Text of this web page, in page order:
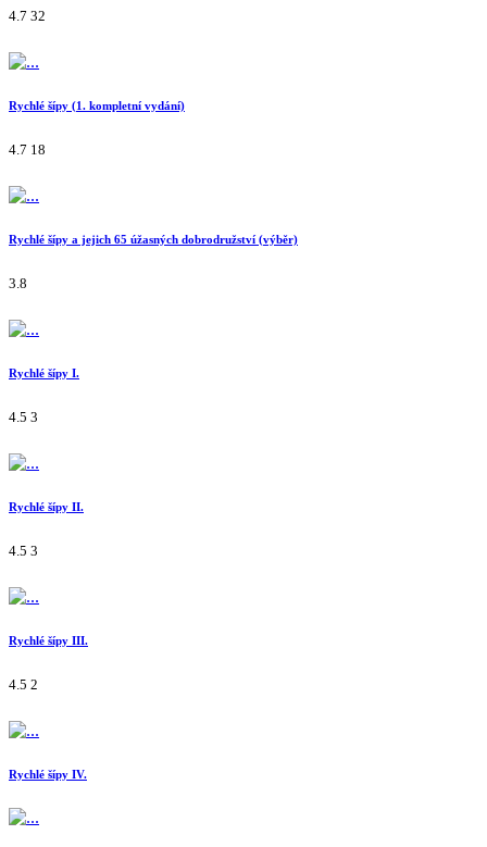
4.7 32
Rychlé šípy (1. kompletní vydání)
4.7 18
Rychlé šípy a jejich 65 úžasných dobrodružství (výběr)
3.8
Rychlé šípy I.
4.5 3
Rychlé šípy II.
4.5 3
Rychlé šípy III.
4.5 2
Rychlé šípy IV.